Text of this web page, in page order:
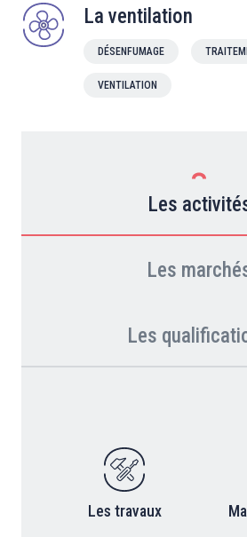
La ventilation
DÉSENFUMAGE
VENTILATION
Les
Les
Les
Les travaux